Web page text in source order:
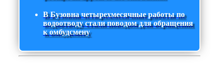
В Бузовна четырехмесячные работы по
водоотводу стали поводом для обращения
к омбудсмену